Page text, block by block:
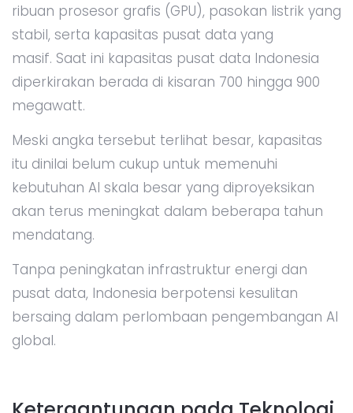
ribuan prosesor grafis (GPU), pasokan listrik yang
stabil, serta kapasitas pusat data yang
masif. Saat ini kapasitas pusat data Indonesia
diperkirakan berada di kisaran 700 hingga 900
megawatt.
Meski angka tersebut terlihat besar, kapasitas
itu dinilai belum cukup untuk memenuhi
kebutuhan AI skala besar yang diproyeksikan
akan terus meningkat dalam beberapa tahun
mendatang.
Tanpa peningkatan infrastruktur energi dan
pusat data, Indonesia berpotensi kesulitan
bersaing dalam perlombaan pengembangan AI
global.